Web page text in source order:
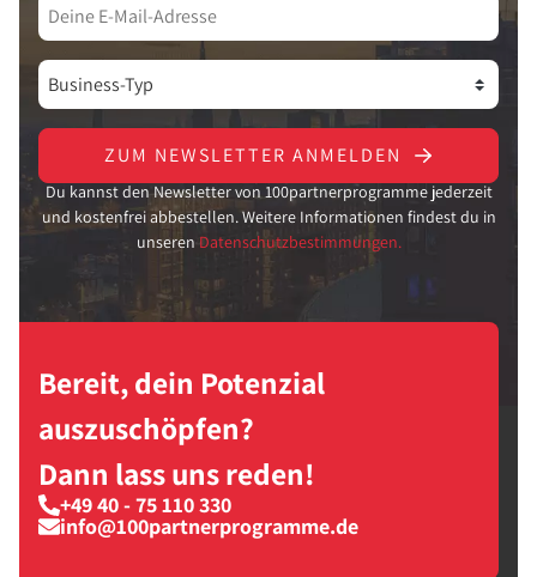
ZUM NEWSLETTER ANMELDEN
Du kannst den Newsletter von 100partnerprogramme jederzeit
und kostenfrei abbestellen. Weitere Informationen findest du in
unseren Datenschutzbestimmungen.
Bereit, dein Potenzial
auszuschöpfen?
Dann lass uns reden!
+49 40 - 75 110 330
info@100partnerprogramme.de